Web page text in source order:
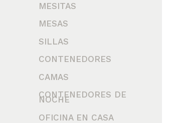
MESITAS
MESAS
SILLAS
CONTENEDORES
CAMAS
CONTENEDORES DE
NOCHE
OFICINA EN CASA